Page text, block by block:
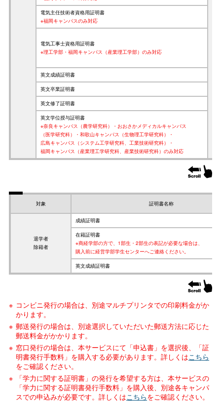
電気主任技術者資格用証明書
※福岡キャンパスのみ対応
電気工事士資格用証明書
※理工学部・福岡キャンパス（産業理工学部）のみ対応
英文成績証明書
英文卒業証明書
英文修了証明書
英文学位授与証明書
※奈良キャンパス（農学研究科）・おおさかメディカルキャンパス
（医学研究科）・和歌山キャンパス（生物理工学研究科）・
広島キャンパス（システム工学研究科、工業技術研究科）・
福岡キャンパス（産業理工学研究科、産業技術研究科）のみ対応
対象 証明書名称
退学者
除籍者
成績証明書
在籍証明書
※商経学部の方で、1部生・2部生の表記が必要な場合は、
購入前に経営学部学生センターへご連絡ください。
英文成績証明書
コンビニ発行の場合は、別途マルチプリンタでの印刷料金がか
かります。
郵送発行の場合は、別途選択していただいた郵送方法に応じた
郵送料金がかかります。
窓口発行の場合は、本サービスにて「申込書」を選択後、「証
明書発行手数料」を購入する必要があります。詳しくはこちら
をご確認ください。
「学力に関する証明書」の発行を希望する方は、本サービスの
「学力に関する証明書発行手数料」を購入後、別途各キャンパ
スでの申込みが必要です。詳しくはこちらをご確認ください。